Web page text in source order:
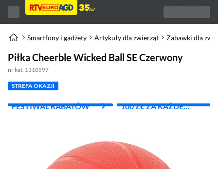
Smartfony i gadżety Artykuły dla zwierząt Zabawki dla
Piłka Cheerble Wicked Ball SE Czerwony
nr kat. 1310597
STREFA OKAZJI
FESTIWAL RABATÓW
100 ZŁ ZA KAŻDE